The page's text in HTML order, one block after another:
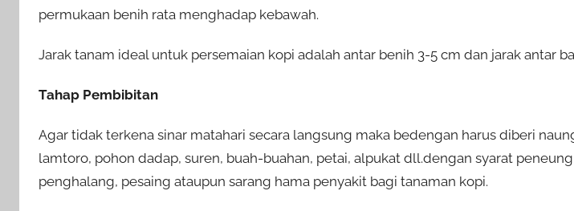
permukaan benih rata menghadap kebawah.
Jarak tanam ideal untuk persemaian kopi adalah antar benih 3-5 cm dan jarak antar
Tahap Pembibitan
Agar tidak terkena sinar matahari secara langsung maka bedengan harus diberi
lamtoro, pohon dadap, suren, buah-buahan, petai, alpukat dll.dengan syarat
penghalang, pesaing ataupun sarang hama penyakit bagi tanaman kopi.